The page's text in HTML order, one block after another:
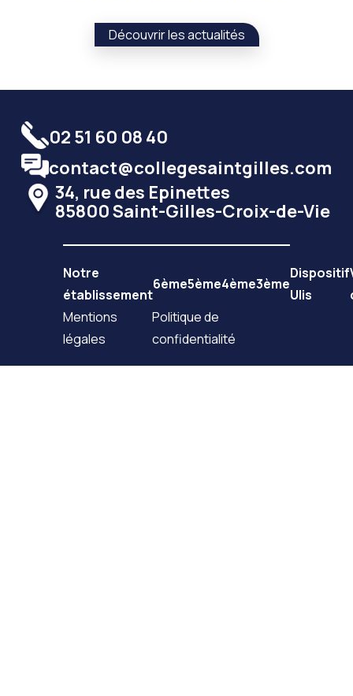
Découvrir les actualités
02 51 60 08 40
contact@collegesaintgilles.com
34, rue des Epinettes
85800 Saint-Gilles-Croix-de-Vie
Notre
établissement
6ème5ème4ème3ème
Dispositif
Ulis
Mentions
légales
Politique de
confidentialité